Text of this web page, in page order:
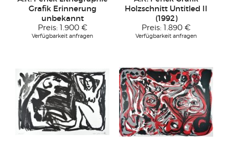
Grafik Erinnerung
unbekannt
Preis: 1.900 €
Verfügbarkeit anfragen
Holzschnitt Untitled II
(1992)
Preis: 1.890 €
Verfügbarkeit anfragen